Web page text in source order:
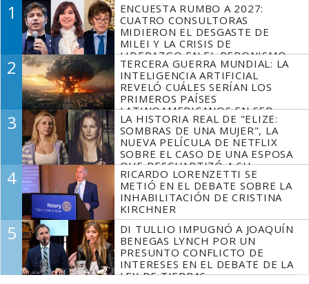
1
ENCUESTA RUMBO A 2027:
CUATRO CONSULTORAS
MIDIERON EL DESGASTE DE
MILEI Y LA CRISIS DE
LIDERAZGO EN EL PERONISMO
2
TERCERA GUERRA MUNDIAL: LA
INTELIGENCIA ARTIFICIAL
REVELÓ CUÁLES SERÍAN LOS
PRIMEROS PAÍSES
LATINOAMERICANOS EN SER
DERROTADOS
3
LA HISTORIA REAL DE "ELIZE:
SOMBRAS DE UNA MUJER", LA
NUEVA PELÍCULA DE NETFLIX
SOBRE EL CASO DE UNA ESPOSA
QUE DESCUARTIZÓ A SU
MARIDO
4
RICARDO LORENZETTI SE
METIÓ EN EL DEBATE SOBRE LA
INHABILITACIÓN DE CRISTINA
KIRCHNER
5
DI TULLIO IMPUGNÓ A JOAQUÍN
BENEGAS LYNCH POR UN
PRESUNTO CONFLICTO DE
INTERESES EN EL DEBATE DE LA
LEY DE TIERRAS